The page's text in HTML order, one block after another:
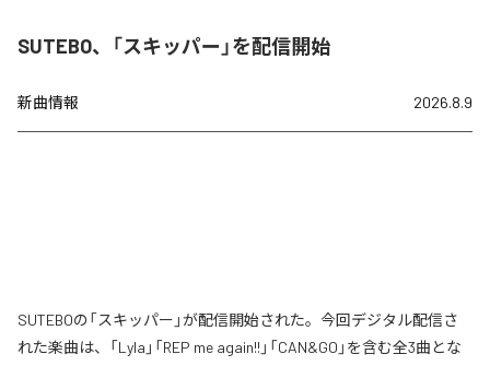
SUTEBO、「スキッパー」を配信開始
新曲情報 2026.8.9
SUTEBOの「スキッパー」が配信開始された。今回デジタル配信さ
れた楽曲は、「Lyla」「REP me again!!」「CAN&GO」を含む全3曲とな